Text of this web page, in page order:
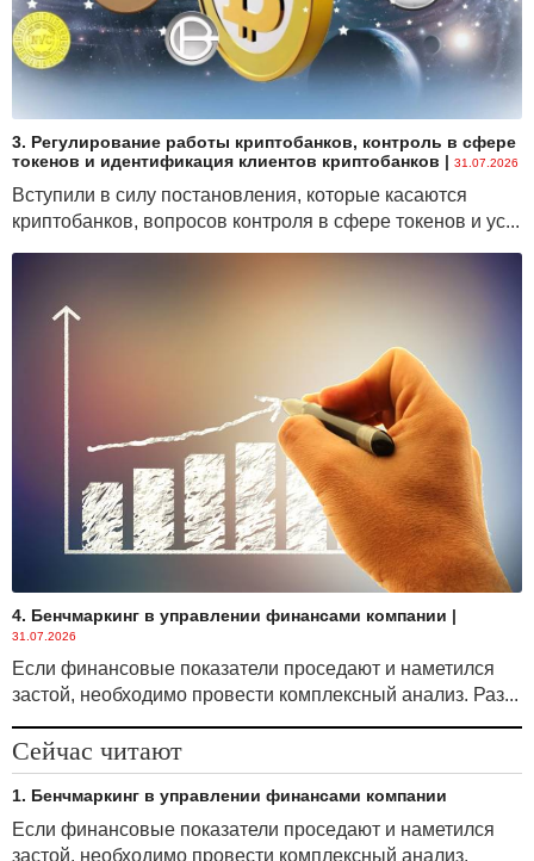
3. Регулирование работы криптобанков, контроль в сфере
токенов и идентификация клиентов криптобанков | 31.07.2026
Вступили в силу постановления, которые касаются
криптобанков, вопросов контроля в сфере токенов и ус...
4. Бенчмаркинг в управлении финансами компании |
31.07.2026
Если финансовые показатели проседают и наметился
застой, необходимо провести комплексный анализ. Раз...
Сейчас читают
1. Бенчмаркинг в управлении финансами компании
Если финансовые показатели проседают и наметился
застой, необходимо провести комплексный анализ.